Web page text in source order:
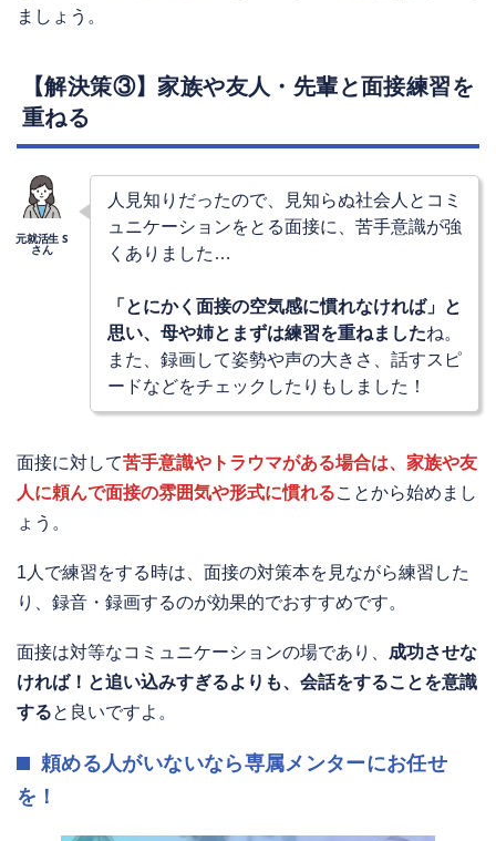
ましょう。
【解決策③】家族や友人・先輩と面接練習を
重ねる
人見知りだったので、見知らぬ社会人とコミ
ュニケーションをとる面接に、苦手意識が強
くありました…
「とにかく面接の空気感に慣れなければ」と
思い、母や姉とまずは練習を重ねましたね。
また、録画して姿勢や声の大きさ、話すスピ
ードなどをチェックしたりもしました！
面接に対して苦手意識やトラウマがある場合は、家族や友
人に頼んで面接の雰囲気や形式に慣れることから始めまし
ょう。
1人で練習をする時は、面接の対策本を見ながら練習した
り、録音・録画するのが効果的でおすすめです。
面接は対等なコミュニケーションの場であり、 成功させな
ければ！と追い込みすぎるよりも、会話をすることを意識
すると良いですよ。
頼める人がいないなら専属メンターにお任せ
を！